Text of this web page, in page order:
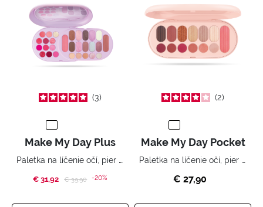
3
Make My Day Plus
Paletka na líčenie očí, pier a tváre.
€ 31,92 Price reduced from
€ 39,90to-20%
2
Make My Day Pocket
Paletka na líčenie očí, pier a tváre.
€ 27,90